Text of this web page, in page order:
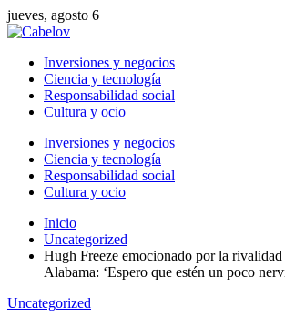
jueves, agosto 6
Inversiones y negocios
Ciencia y tecnología
Responsabilidad social
Cultura y ocio
Inversiones y negocios
Ciencia y tecnología
Responsabilidad social
Cultura y ocio
Inicio
Uncategorized
Hugh Freeze emocionado por la
Alabama: ‘Espero que estén un poco
Uncategorized